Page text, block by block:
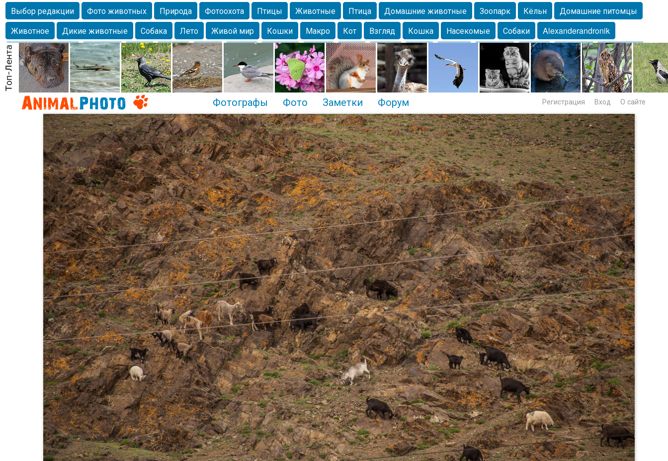
Выбор редакции Фото животных Природа Фотоохота Птицы Животные Птица Домашние животные Зоопарк Кёльн
Домашние питомцы
Животное
Дикие животные Собака Лето Живой мир Кошки Макро Кот Взгляд Кошка Насекомые Собаки
Alexanderandronik
Млекопитающие
Красота Фото Озеро Глаза Москва Весна Парк Белка Зима Собачка Осень Портрет
Домашние
любимцы
Волгоград Лебедь Город Бабочка Чайка Лес Утки Николаев Насекомое Коты Lebert Дикие птицы Утка Самара
Лебеди
Спаниель
Фотографы Фото Заметки Форум Регистрация Вход О сайте